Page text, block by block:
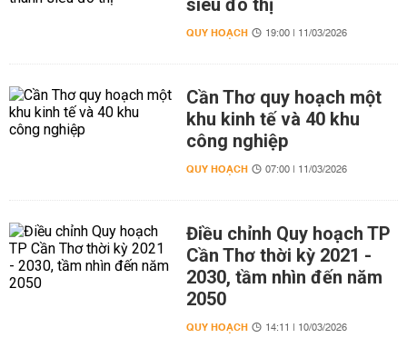
siêu đô thị
QUY HOẠCH 19:00 | 11/03/2026
Cần Thơ quy hoạch một
khu kinh tế và 40 khu
công nghiệp
QUY HOẠCH 07:00 | 11/03/2026
Điều chỉnh Quy hoạch TP
Cần Thơ thời kỳ 2021 -
2030, tầm nhìn đến năm
2050
QUY HOẠCH 14:11 | 10/03/2026